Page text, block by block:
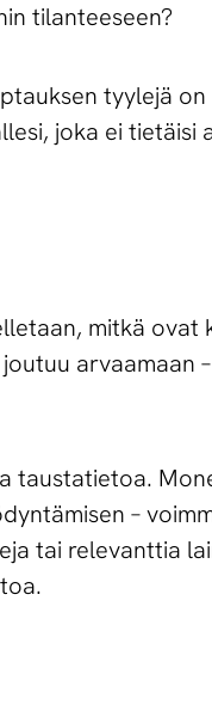
tilanteeseen?
tyylejä
joka ei tietäisi
mitkä ovat
arvaamaan
taustatietoa.
–
tai relevanttia